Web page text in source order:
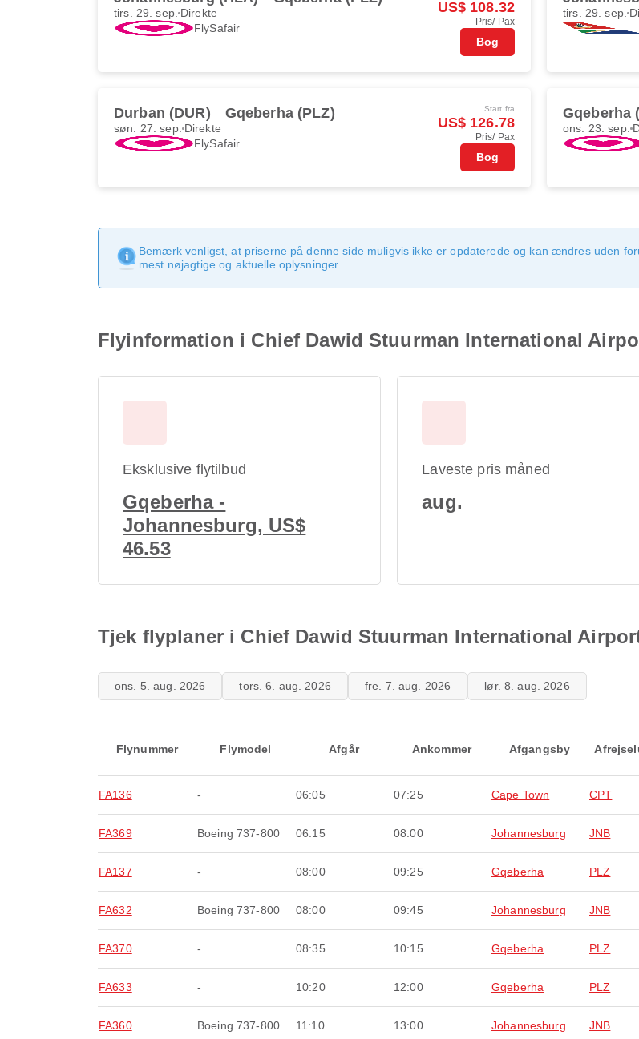
tirs. 29. sep. Direkte
FlySafair
US$ 108.32
Pris/ Pax
Bog
tirs. 29. sep.
Durban (DUR) Gqeberha (PLZ)
søn. 27. sep. Direkte
FlySafair
Start fra
US$ 126.78
Pris/ Pax
Bog
Gqeberha
ons. 23. sep.
Bemærk venligst, at priserne på denne side muligvis ikke er opdaterede og kan ændres uden
mest nøjagtige og aktuelle oplysninger.
Flyinformation i Chief Dawid Stuurman International
Eksklusive flytilbud
Gqeberha -
Johannesburg, US$
46.53
Laveste pris måned
aug.
Tjek flyplaner i Chief Dawid Stuurman International
ons. 5. aug. 2026 tors. 6. aug. 2026 fre. 7. aug. 2026 lør. 8. aug. 2026
Flynummer Flymodel Afgår Ankommer Afgangsby
FA136 - 06:05 07:25 Cape Town CPT
FA369 Boeing 737-800 06:15 08:00 Johannesburg JNB
FA137 - 08:00 09:25 Gqeberha PLZ
FA632 Boeing 737-800 08:00 09:45 Johannesburg JNB
FA370 - 08:35 10:15 Gqeberha PLZ
FA633 - 10:20 12:00 Gqeberha PLZ
FA360 Boeing 737-800 11:10 13:00 Johannesburg JNB